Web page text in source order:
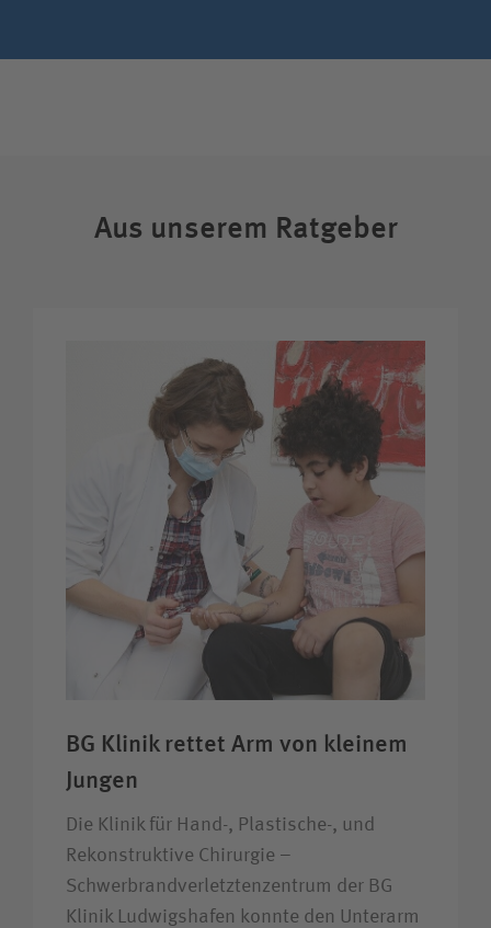
Aus unserem Ratgeber
BG Klinik rettet Arm von kleinem
Jungen
Die Klinik für Hand-, Plastische-, und
Rekonstruktive Chirurgie –
Schwerbrandverletztenzentrum der BG
Klinik Ludwigshafen konnte den Unterarm